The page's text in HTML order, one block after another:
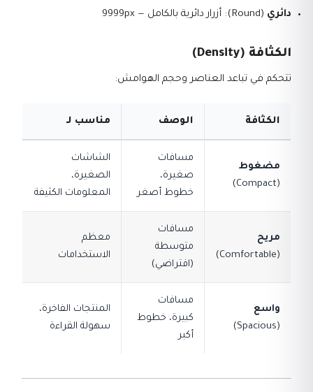
دائري (Round): أزرار دائرية بالكامل — 9999px
الكثافة (Density)
تتحكم في تباعد العناصر وحجم الهوامش:
الكثافة الوصف مناسب لـ
مضغوط
(Compact)
مسافات
صغيرة،
خطوط أصغر
الشاشات
الصغيرة،
المعلومات الكثيفة
مريح
(Comfortable)
مسافات
متوسطة
(افتراضي)
معظم
الاستخدامات
واسع
(Spacious)
مسافات
كبيرة، خطوط
أكبر
المنتجات الفاخرة،
سهولة القراءة